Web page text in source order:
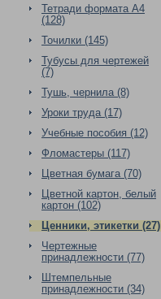
Тетради формата А4
(128)
Точилки (145)
Тубусы для чертежей
(7)
Тушь, чернила (8)
Уроки труда (17)
Учебные пособия (12)
Фломастеры (117)
Цветная бумага (70)
Цветной картон, белый
картон (102)
Ценники, этикетки (27)
Чертежные
принадлежности (77)
Штемпельные
принадлежности (34)